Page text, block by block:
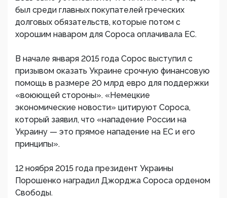
был среди главных покупателей греческих
долговых обязательств, которые потом с
хорошим наваром для Сороса оплачивала ЕС.
В начале января 2015 года Сорос выступил с
призывом оказать Украине срочную финансовую
помощь в размере 20 млрд евро для поддержки
«воюющей стороны». «Немецкие
экономические новости» цитируют Сороса,
который заявил, что «нападение России на
Украину — это прямое нападение на ЕС и его
принципы».
12 ноября 2015 года президент Украины
Порошенко наградил Джорджа Сороса орденом
Свободы.